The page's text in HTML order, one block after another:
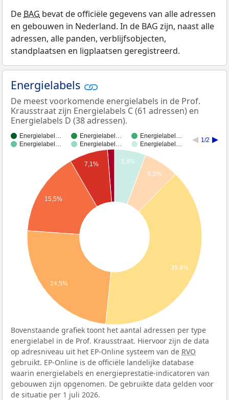
De BAG bevat de officiële gegevens van alle adressen
en gebouwen in Nederland. In de BAG zijn, naast alle
adressen, alle panden, verblijfsobjecten,
standplaatsen en ligplaatsen geregistreerd.
Energielabels
De meest voorkomende energielabels in de Prof.
Krausstraat zijn Energielabels C (61 adressen) en
Energielabels D (38 adressen).
Energielabel… Energielabel…
Energielabel…
Energielabel…
Energielabel… Energielabel…
1/2
5,8%
6,5%
7,1%
15,5%
24,5%
39,4%
Bovenstaande grafiek toont het aantal adressen per type
energielabel in de Prof. Krausstraat. Hiervoor zijn de data
op adresniveau uit het EP-Online systeem van de RVO
gebruikt. EP-Online is de officiële landelijke database
waarin energielabels en energieprestatie-indicatoren van
gebouwen zijn opgenomen. De gebruikte data gelden voor
de situatie per 1 juli 2026.